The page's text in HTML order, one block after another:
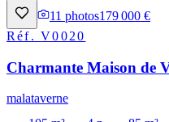
11 photos179 000 €
Réf.V0020
Charmante Maison de
malataverne